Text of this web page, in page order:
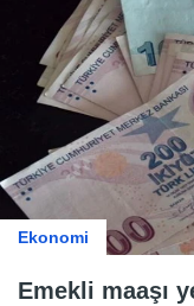
Ekonomi
Emekli maaşı